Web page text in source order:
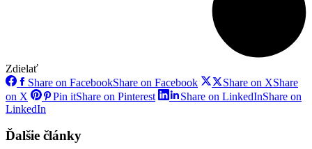
Zdielať
Share on FacebookShare on Facebook Share on XShare
on X
Pin itShare on Pinterest Share on LinkedInShare on
LinkedIn
Ďalšie články